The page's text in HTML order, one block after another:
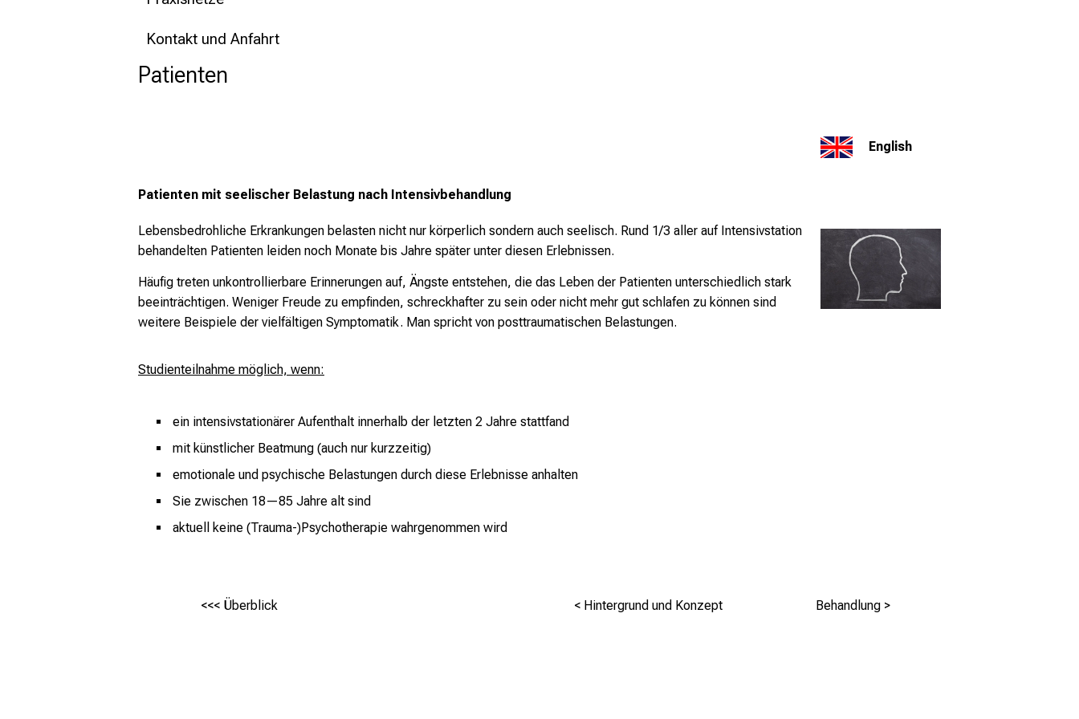
Kontakt und Anfahrt
Patienten
English
Patienten mit seelischer Belastung nach Intensivbehandlung
Lebensbedrohliche Erkrankungen belasten nicht nur körperlich sondern auch seelisch. Rund 1/3 aller auf Intensivstation
behandelten Patienten leiden noch Monate bis Jahre später unter diesen Erlebnissen.
Häufig treten unkontrollierbare Erinnerungen auf, Ängste entstehen, die das Leben der Patienten unterschiedlich stark
beeinträchtigen. Weniger Freude zu empfinden, schreckhafter zu sein oder nicht mehr gut schlafen zu können sind
weitere Beispiele der vielfältigen Symptomatik. Man spricht von posttraumatischen Belastungen.
Studienteilnahme möglich, wenn:
ein intensivstationärer Aufenthalt innerhalb der letzten 2 Jahre stattfand
mit künstlicher Beatmung (auch nur kurzzeitig)
emotionale und psychische Belastungen durch diese Erlebnisse anhalten
Sie zwischen 18—85 Jahre alt sind
aktuell keine (Trauma-)Psychotherapie wahrgenommen wird
<<< Überblick < Hintergrund und Konzept Behandlung >